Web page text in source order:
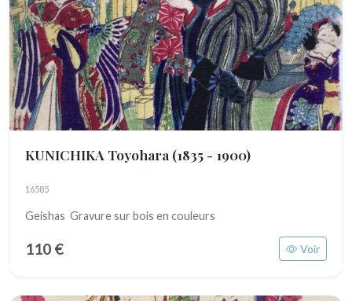
KUNICHIKA Toyohara (1835 - 1900)
16585
Geishas Gravure sur bois en couleurs
110 € Voir